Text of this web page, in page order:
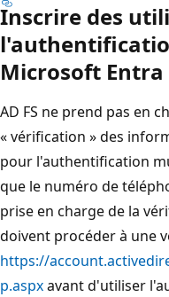
Inscrire des
Microsoft Entra
AD FS ne prend pas en
« vérification » des
pour l'authentification
que le numéro de
prise en charge de la
doivent procéder à une
https://
p.aspxavant d'utiliser